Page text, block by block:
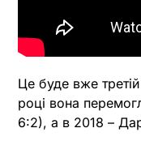
Це буде вже
році вона
6:2), а в 2018 –